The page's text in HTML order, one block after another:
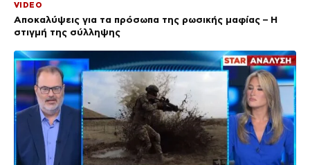
VIDEO
Αποκαλύψεις για τα πρόσωπα της ρωσικής μαφίας – Η
στιγμή της σύλληψης